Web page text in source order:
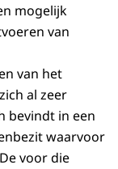
mogelijk
van
van het
al zeer
bevindt in een
waarvoor
voor die